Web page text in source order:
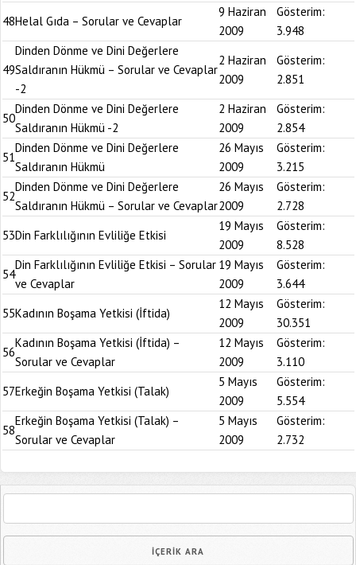
48Helal Gıda – Sorular ve Cevaplar
9 Haziran
2009
Gösterim:
3.948
49
Dinden Dönme ve Dini Değerlere
Saldıranın Hükmü – Sorular ve Cevaplar
-2
2 Haziran
2009
Gösterim:
2.851
50
Dinden Dönme ve Dini Değerlere
Saldıranın Hükmü -2
2 Haziran
2009
Gösterim:
2.854
51
Dinden Dönme ve Dini Değerlere
Saldıranın Hükmü
26 Mayıs
2009
Gösterim:
3.215
52
Dinden Dönme ve Dini Değerlere
Saldıranın Hükmü – Sorular ve Cevaplar
26 Mayıs
2009
Gösterim:
2.728
53Din Farklılığının Evliliğe Etkisi
19 Mayıs
2009
Gösterim:
8.528
54
Din Farklılığının Evliliğe Etkisi – Sorular
ve Cevaplar
19 Mayıs
2009
Gösterim:
3.644
55Kadının Boşama Yetkisi (İftida)
12 Mayıs
2009
Gösterim:
30.351
56
Kadının Boşama Yetkisi (İftida) –
Sorular ve Cevaplar
12 Mayıs
2009
Gösterim:
3.110
57Erkeğin Boşama Yetkisi (Talak)
5 Mayıs
2009
Gösterim:
5.554
58
Erkeğin Boşama Yetkisi (Talak) –
Sorular ve Cevaplar
5 Mayıs
2009
Gösterim:
2.732